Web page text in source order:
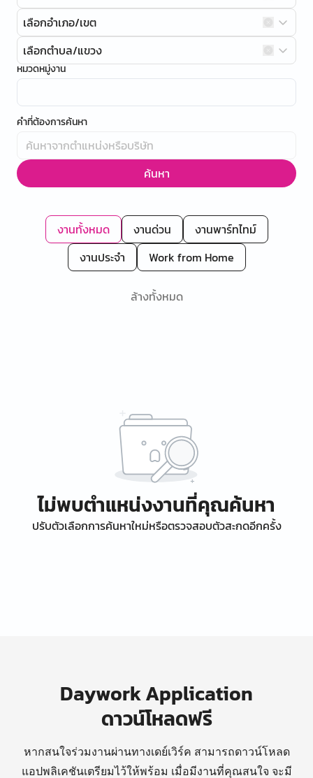
เลือกอำเภอ/เขต
เลือกตำบล/แขวง
หมวดหมู่งาน
คำที่ต้องการค้นหา
ค้นหา
งานทั้งหมด งานด่วน
งานพาร์ทไทม์
งานประจำ
Work from Home
ล้างทั้งหมด
ไม่พบตำแหน่งงานที่คุณค้นหา
ปรับตัวเลือกการค้นหาใหม่หรือตรวจสอบตัวสะกดอีกครั้ง
Daywork Application
ดาวน์โหลดฟรี
หากสนใจร่วมงานผ่านทางเดย์เวิร์ค สามารถดาวน์โหลด
แอปพลิเคชันเตรียมไว้ให้พร้อม เมื่อมีงานที่คุณสนใจ จะมี